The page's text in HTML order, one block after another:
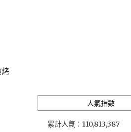
人氣指數
累計人氣： 110,813,387